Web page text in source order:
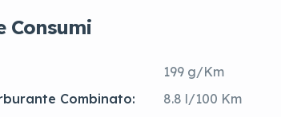
Consumi
199 g/Km
Combinato:
8.8 l/100 Km